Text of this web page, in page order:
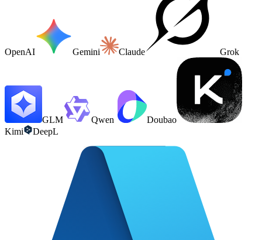
OpenAI Gemini Claude Grok
GLM Qwen
Doubao
Kimi
DeepL